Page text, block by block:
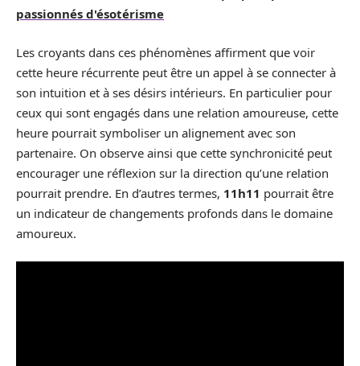
passionnés d'ésotérisme
Les croyants dans ces phénomènes affirment que voir
cette heure récurrente peut être un appel à se connecter à
son intuition et à ses désirs intérieurs. En particulier pour
ceux qui sont engagés dans une relation amoureuse, cette
heure pourrait symboliser un alignement avec son
partenaire. On observe ainsi que cette synchronicité peut
encourager une réflexion sur la direction qu’une relation
pourrait prendre. En d’autres termes, 11h11 pourrait être
un indicateur de changements profonds dans le domaine
amoureux.